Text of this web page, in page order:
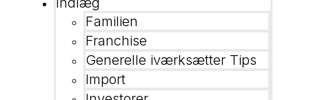
Familien
Franchise
Generelle iværksætter Tips
Import